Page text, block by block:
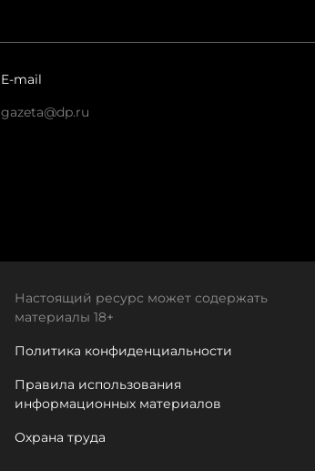
E-mail
gazeta@dp.ru
Настоящий ресурс может содержать
материалы 18+
Политика конфиденциальности
Правила использования
информационных материалов
Охрана труда